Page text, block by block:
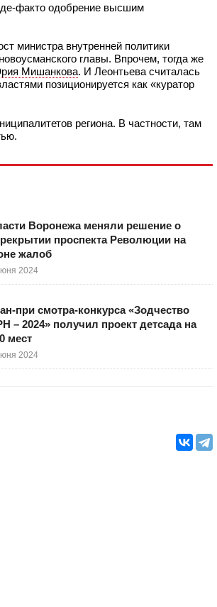
де-факто одобрение высшим
министра внутренней политики
главы. Впрочем, тогда же
Мишанкова. И Леонтьева считалась
позиционируется как «куратор
региона. В частности, там
Воронежа меняли решение о
проспекта Революции на
жалоб
2024
при смотра-конкурса «Зодчество
– 2024» получил проект детсада на
мест
2024